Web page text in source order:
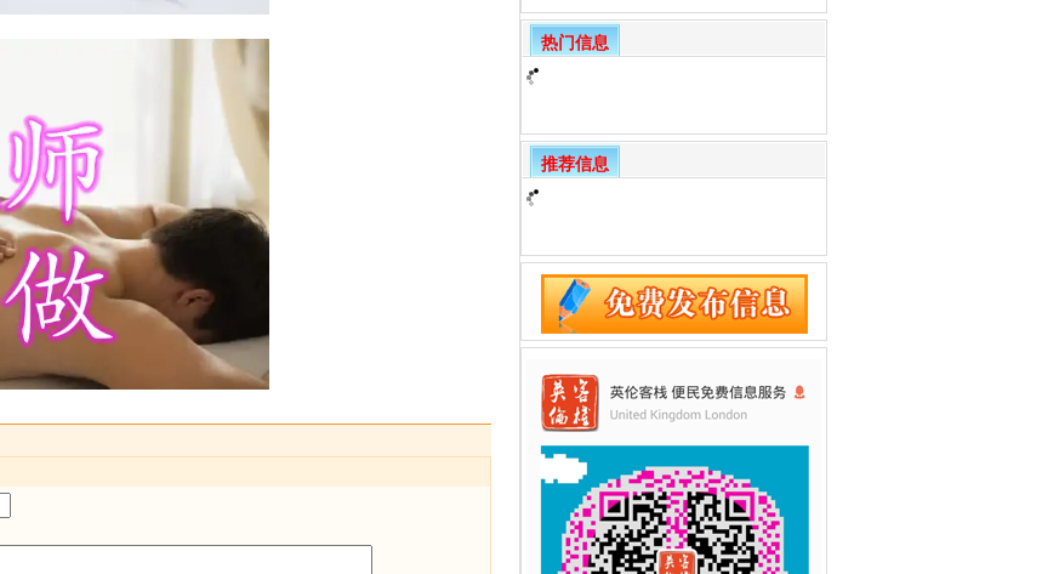
热门信息
推荐信息